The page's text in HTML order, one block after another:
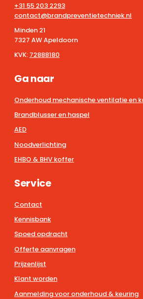
+31 55 203 2293
contact@brandpreventietechniek.nl
Minden 21
7327 AW Apeldoorn
KVK: 72888180
Ga naar
Onderhoud mechanische ventilatie en
Brandblusser en haspel
AED
Noodverlichting
EHBO & BHV koffer
Service
Contact
Kennisbank
Spoed opdracht
Offerte aanvragen
Prijzenlijst
Klant worden
Aanmelding voor onderhoud & keuring